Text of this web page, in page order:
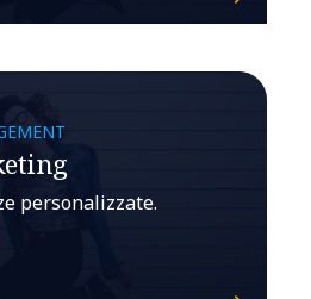
personalizzate.